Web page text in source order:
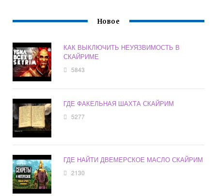
Новое
КАК ВЫКЛЮЧИТЬ НЕУЯЗВИМОСТЬ В
СКАЙРИМЕ
5843
ГДЕ ФАКЕЛЬНАЯ ШАХТА СКАЙРИМ
5277
ГДЕ НАЙТИ ДВЕМЕРСКОЕ МАСЛО СКАЙРИМ
2130